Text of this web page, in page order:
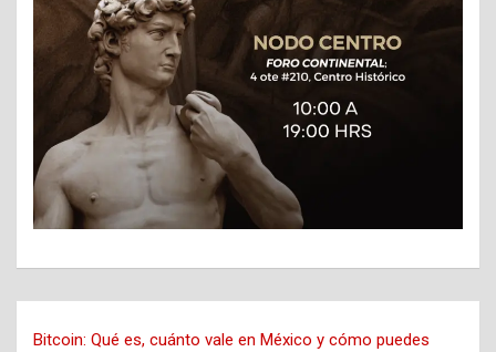
Bitcoin: Qué es, cuánto vale en México y cómo puedes